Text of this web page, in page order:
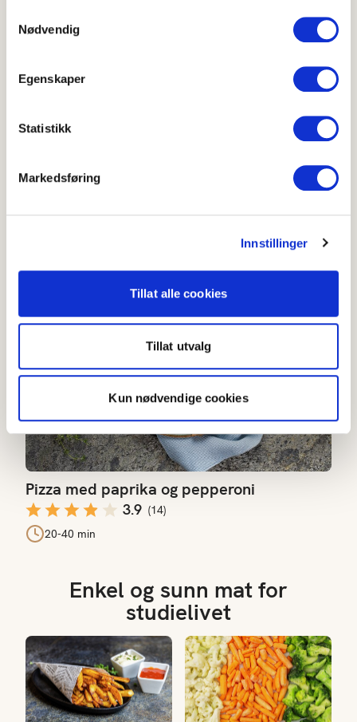
Nødvendig
Egenskaper
Statistikk
Markedsføring
Innstillinger
Tillat alle cookies
Tillat utvalg
Kun nødvendige cookies
3.5 (15)
Pizza med paprika og pepperoni
3.9 (14)
20-40 min
Pizza med paprika og pepperoni
Enkel og sunn mat for
studielivet
Mulighetene med poteter Fryst vs fersk